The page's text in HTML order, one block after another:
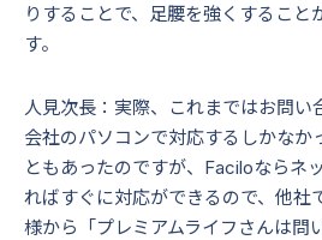
りすることで、足腰を強くすること
す。
人見次長：実際、これまではお問い
会社のパソコンで対応するしかなか
ともあったのですが、Faciloならネ
ればすぐに対応ができるので、他社
様から「プレミアムライフさんは問